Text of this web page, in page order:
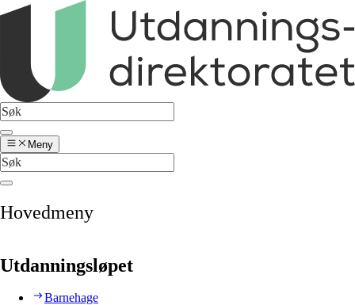
Meny
Hovedmeny
Utdanningsløpet
Barnehage